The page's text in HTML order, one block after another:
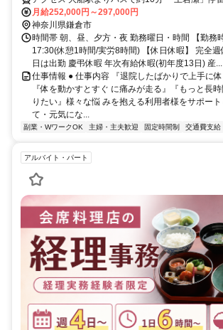
月給252,000円～297,000円
神奈川県鎌倉市
時間帯 朝、昼、夕方・夜 勤務曜日・時間 【勤務
17:30(休憩1時間/実労8時間) 【休日休暇】 完全
日は出勤 慶弔休暇 年次有給休暇(初年度13日) 産...
仕事情報 ● 仕事内容 『退院したばかりで上手に体
『体を動かすとすぐ に痛みが走る』『もっと長
りたい』様々な悩 みを抱える利用者様をサポー
て・元気にな...
副業・WワークOK 主婦・主夫歓迎 固定時間制 交通費支給
アルバイト・パート